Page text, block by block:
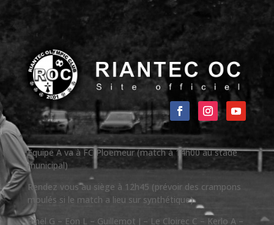
Equipe A va à FC Ploemeur (match à 14h00 au stade
municipal)
Rendez vous au siège à 12h45 (prévoir des crampons
moulés si le match a lieu sur synthétique).
Pinel G – Eon L – Guillemot J – Le Cloirec C – Kerlo A –